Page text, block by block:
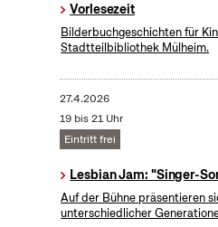
Vorlesezeit
Bilderbuchgeschichten für
Stadtteilbibliothek Mülheim.
27.4.2026
19 bis 21 Uhr
Eintritt frei
Lesbian Jam: "Singer-
Auf der Bühne präsentieren
unterschiedlicher